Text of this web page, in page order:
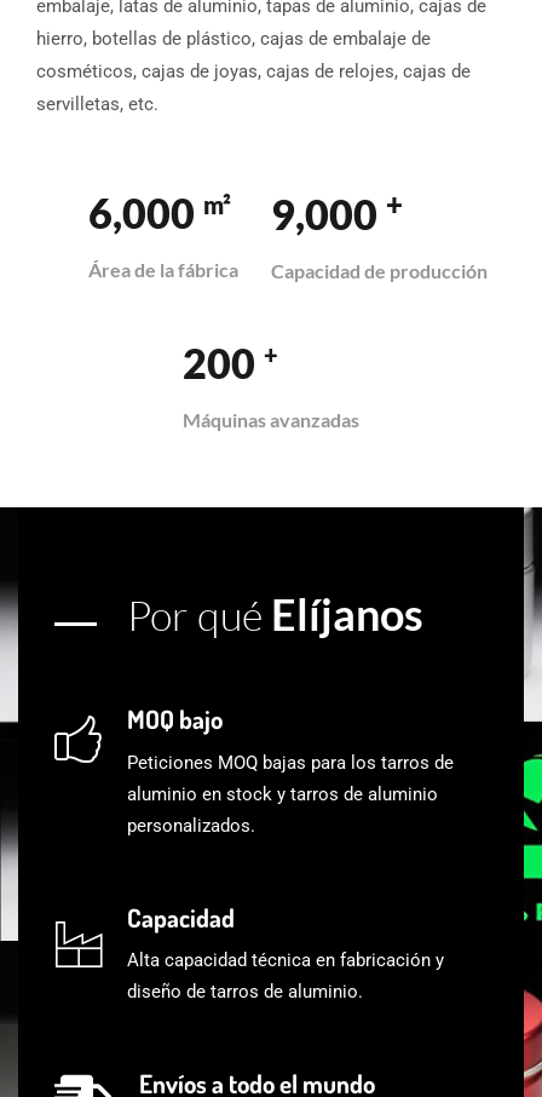
embalaje, latas de aluminio, tapas de aluminio, cajas de
hierro, botellas de plástico, cajas de embalaje de
cosméticos, cajas de joyas, cajas de relojes, cajas de
servilletas, etc.
6,000 m²
Área de la fábrica
9,000 +
Capacidad de producción
200 +
Máquinas avanzadas
Por qué Elíjanos
MOQ bajo
Peticiones MOQ bajas para los tarros de
aluminio en stock y tarros de aluminio
personalizados.
Capacidad
Alta capacidad técnica en fabricación y
diseño de tarros de aluminio.
Envíos a todo el mundo